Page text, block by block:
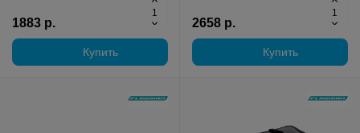
1883 р.
Купить
2658 р.
Купить